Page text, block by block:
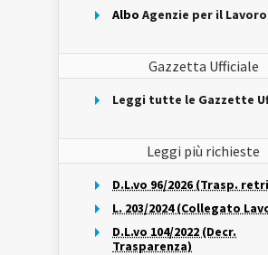
Albo Agenzie per il Lavoro
Gazzetta Ufficiale
Leggi tutte le Gazzette
Leggi più richieste
D.L.vo 96/2026 (Trasp.
L. 203/2024 (Collegato
D.L.vo 104/2022 (Decr.
Trasparenza)